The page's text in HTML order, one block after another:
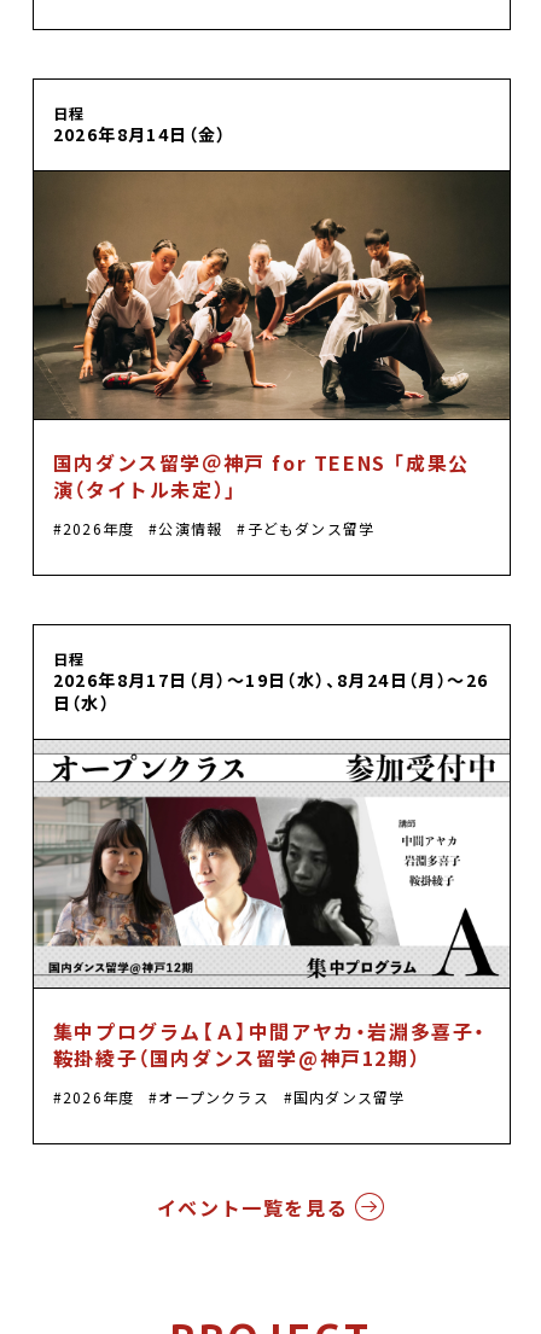
日程
2026年8月14日（金）
国内ダンス留学＠神戸 for TEENS 「成果公
演（タイトル未定）」
2026年度 公演情報 子どもダンス留学
日程
2026年8月17日（月）〜19日（水）、8月24日（月）〜26
日（水）
集中プログラム【Ａ】中間アヤカ・岩淵多喜子・
鞍掛綾子（国内ダンス留学@神戸12期）
2026年度 オープンクラス 国内ダンス留学
イベント一覧を見る